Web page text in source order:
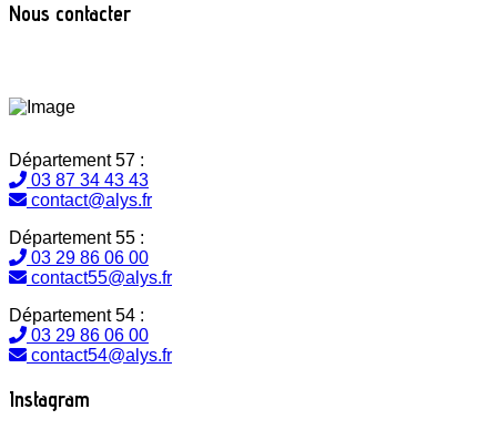
Nous contacter
Département 57 :
03 87 34 43 43
contact@alys.fr
Département 55 :
03 29 86 06 00
contact55@alys.fr
Département 54 :
03 29 86 06 00
contact54@alys.fr
Instagram